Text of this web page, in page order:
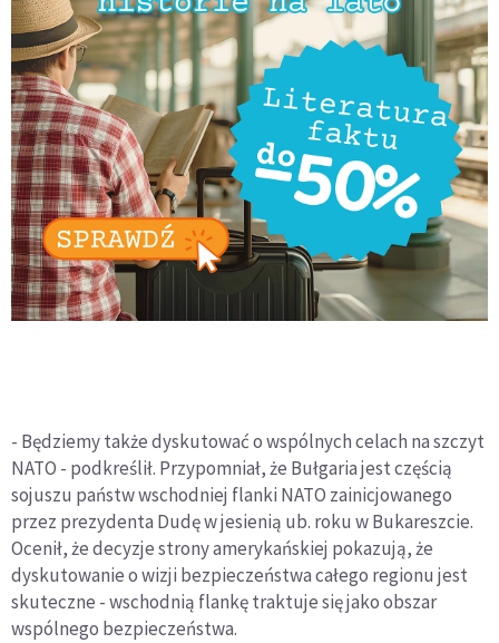
- Będziemy także dyskutować o wspólnych celach na szczyt
NATO - podkreślił. Przypomniał, że Bułgaria jest częścią
sojuszu państw wschodniej flanki NATO zainicjowanego
przez prezydenta Dudę w jesienią ub. roku w Bukareszcie.
Ocenił, że decyzje strony amerykańskiej pokazują, że
dyskutowanie o wizji bezpieczeństwa całego regionu jest
skuteczne - wschodnią flankę traktuje się jako obszar
wspólnego bezpieczeństwa.